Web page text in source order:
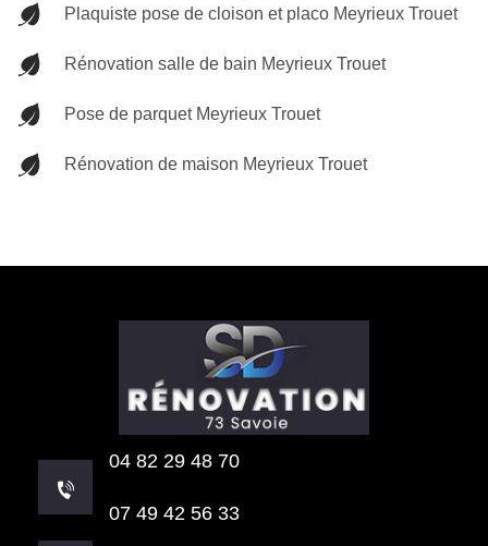
Plaquiste pose de cloison et placo Meyrieux Trouet
Rénovation salle de bain Meyrieux Trouet
Pose de parquet Meyrieux Trouet
Rénovation de maison Meyrieux Trouet
04 82 29 48 70
07 49 42 56 33